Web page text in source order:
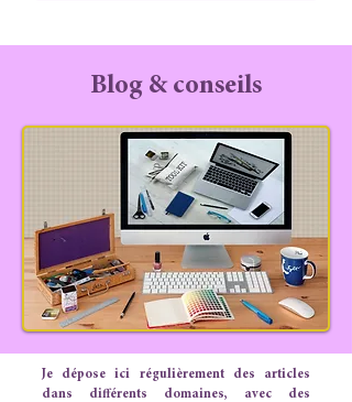
Blog & conseils
Je dépose ici régulièrement des articles
dans différents domaines, avec des